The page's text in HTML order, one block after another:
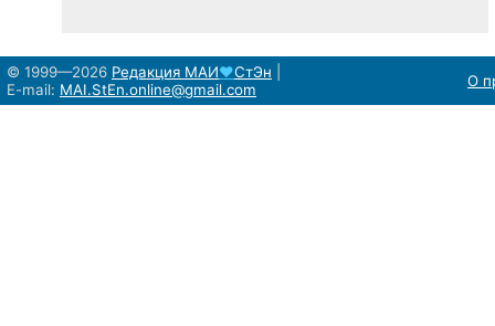
© 1999—2026 Редакция МАИ♥СтЭн
E-mail: MAI.StEn.online@gmail.com О